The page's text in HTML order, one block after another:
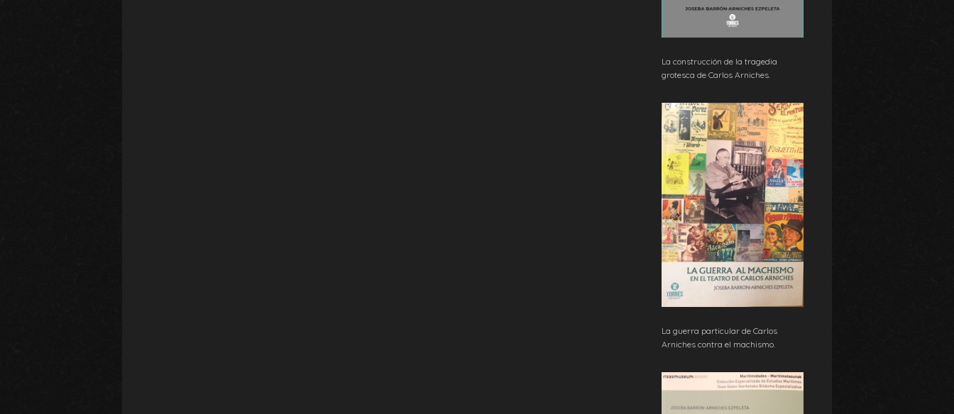
La construcción de la tragedia
grotesca de Carlos Arniches.
La guerra particular de Carlos
Arniches contra el machismo.